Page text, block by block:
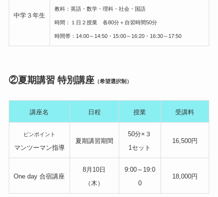
中学３年生
教科：英語・数学・理科・社会・国語
時間：１日２授業 各80分＋自習時間50分
時間帯：14:00～14:50・15:00～16:20・16:30～17:50
②夏期講習 特別講座（希望選択制）
講座名 日程 授業 受講料
ピンポイント
マンツーマン指導
夏期講習期間
50分×３
1セット
16,500円
One day 合宿講座
8月10日
（木）
9:00～19:0
0
18,000円